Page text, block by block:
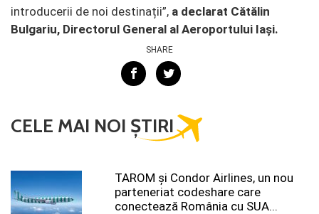
introducerii de noi destinații”, a declarat Cătălin
Bulgariu, Directorul General al Aeroportului Iași.
SHARE
CELE MAI NOI ȘTIRI
TAROM şi Condor Airlines, un nou
parteneriat codeshare care
conectează România cu SUA...